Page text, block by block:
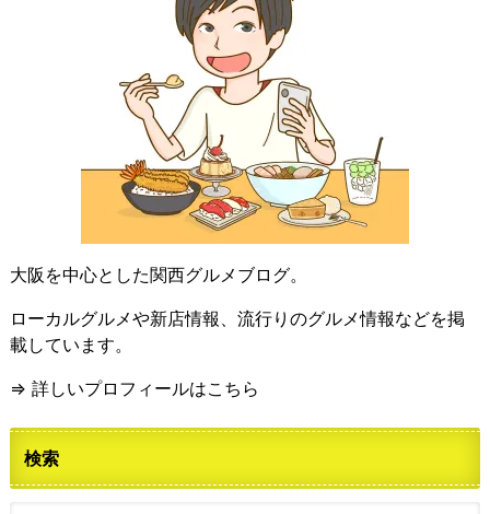
大阪を中心とした関西グルメブログ。
ローカルグルメや新店情報、流行りのグルメ情報などを掲
載しています。
⇒ 詳しいプロフィールはこちら
検索